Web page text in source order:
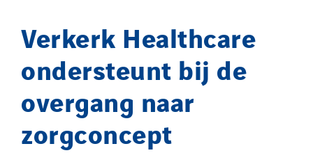
Verkerk Healthcare
ondersteunt bij de
overgang naar
zorgconcept
SKE-International
Smart Building Energies
Socalec
Sotécnica
SparkEx® Funkenlöschanlagen
STE Armor